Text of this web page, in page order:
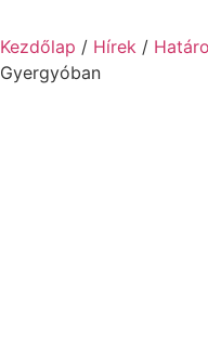
Kezdőlap / Hírek /
Gyergyóban